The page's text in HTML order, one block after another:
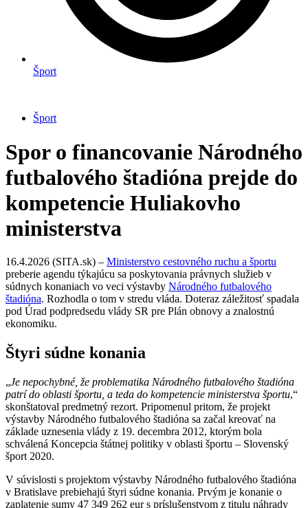
Šport
Šport
Spor o financovanie Národného
futbalového štadióna prejde do
kompetencie Huliakovho
ministerstva
16.4.2026 (SITA.sk) – Ministerstvo cestovného ruchu a športu
preberie agendu týkajúcu sa poskytovania právnych služieb v
súdnych konaniach vo veci výstavby Národného futbalového
štadióna. Rozhodla o tom v stredu vláda. Doteraz záležitosť spadala
pod Úrad podpredsedu vlády SR pre Plán obnovy a znalostnú
ekonomiku.
Štyri súdne konania
„Je nepochybné, že problematika Národného futbalového štadióna
patrí do oblasti športu, a teda do kompetencie ministerstva športu,“
skonštatoval predmetný rezort. Pripomenul pritom, že projekt
výstavby Národného futbalového štadióna sa začal kreovať na
základe uznesenia vlády z 19. decembra 2012, ktorým bola
schválená Koncepcia štátnej politiky v oblasti športu – Slovenský
šport 2020.
V súvislosti s projektom výstavby Národného futbalového štadióna
v Bratislave prebiehajú štyri súdne konania. Prvým je konanie o
zaplatenie sumy 47 349 262 eur s príslušenstvom z titulu náhrady